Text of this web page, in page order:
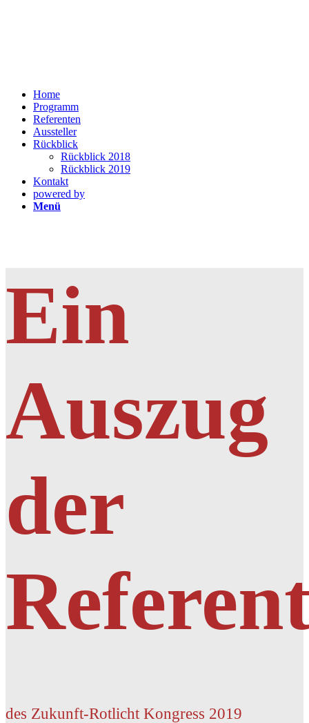
Home
Programm
Referenten
Aussteller
Rückblick
Rückblick 2018
Rückblick 2019
Kontakt
powered by
Menü
Ein
Auszug
der
des Zukunft-Rotlicht Kongress 2019